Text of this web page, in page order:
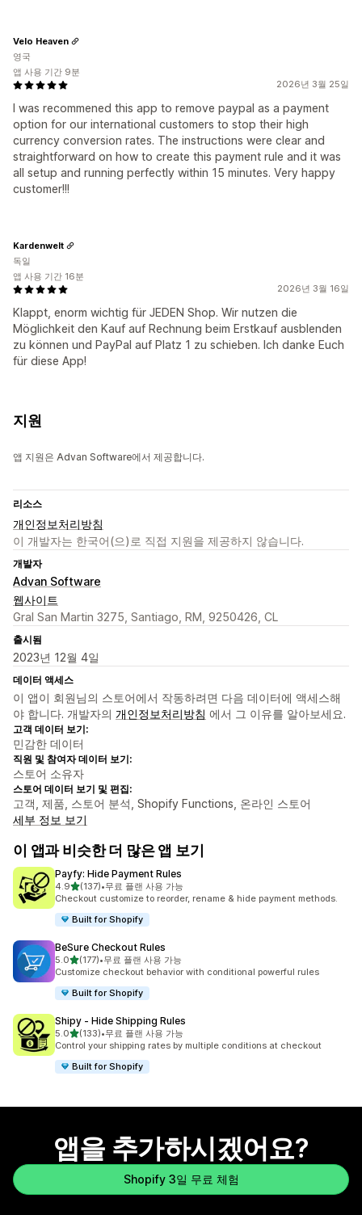
2026년 3월 25일
I was recommened this app to remove paypal as a payment
option for our international customers to stop their high
currency conversion rates. The instructions were clear and
straightforward on how to create this payment rule and it was
all setup and running perfectly within 15 minutes. Very happy
customer!!!
Velo Heaven
영국
앱 사용 기간 9분
2026년 3월 16일
Klappt, enorm wichtig für JEDEN Shop. Wir nutzen die
Möglichkeit den Kauf auf Rechnung beim Erstkauf ausblenden
zu können und PayPal auf Platz 1 zu schieben. Ich danke Euch
für diese App!
Kardenwelt
독일
앱 사용 기간 16분
지원
앱 지원은 Advan Software에서 제공합니다.
리소스
개인정보처리방침
이 개발자는 한국어(으)로 직접 지원을 제공하지 않습니다.
개발자
Advan Software
웹사이트
Gral San Martin 3275, Santiago, RM, 9250426, CL
출시됨
2023년 12월 4일
데이터 액세스
이 앱이 회원님의 스토어에서 작동하려면 다음 데이터에 액세스해
야 합니다. 개발자의 개인정보처리방침 에서 그 이유를 알아보세요.
고객 데이터 보기:
민감한 데이터
직원 및 참여자 데이터 보기:
스토어 소유자
스토어 데이터 보기 및 편집:
고객, 제품, 스토어 분석, Shopify Functions, 온라인 스토어
세부 정보 보기
이 앱과 비슷한 더 많은 앱 보기
Payfy: Hide Payment Rules
4.9별 5개 중
(137)
총 리뷰 137개
•무료 플랜 사용 가능
Checkout customize to reorder, rename & hide payment methods.
Built for Shopify
BeSure Checkout Rules
5.0별 5개 중
(177)
총 리뷰 177개
•무료 플랜 사용 가능
Customize checkout behavior with conditional powerful rules
Built for Shopify
Shipy ‑ Hide Shipping Rules
5.0별 5개 중
(133)
총 리뷰 133개
•무료 플랜 사용 가능
Control your shipping rates by multiple conditions at checkout
Built for Shopify
앱을 추가하시겠어요?
Shopify 3일 무료 체험